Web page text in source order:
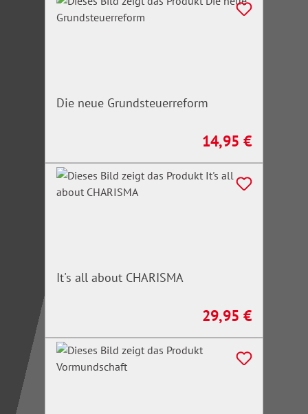
Die neue Grundsteuerreform
Regulärer Preis:
14,95 €
It's all about CHARISMA
Regulärer Preis:
29,95 €